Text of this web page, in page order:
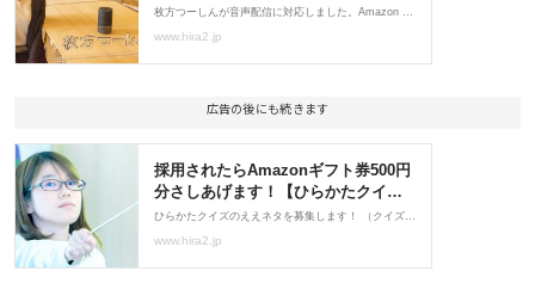
広告の後にも続きます